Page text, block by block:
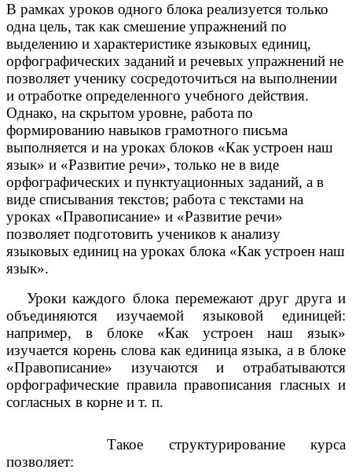
В рамках уроков одного блока реализуется только
одна цель, так как смешение упражнений по
выделению и характеристике языковых единиц,
орфографических заданий и речевых упражнений не
позволяет ученику сосредоточиться на выполнении
и отработке определенного учебного действия.
Однако, на скрытом уровне, работа по
формированию навыков грамотного письма
выполняется и на уроках блоков «Как устроен наш
язык» и «Развитие речи», только не в виде
орфографических и пунктуационных заданий, а в
виде списывания текстов; работа с текстами на
уроках «Правописание» и «Развитие речи»
позволяет подготовить учеников к анализу
языковых единиц на уроках блока «Как устроен наш
язык».
Уроки каждого блока перемежают друг друга и
объединяются изучаемой языковой единицей:
например, в блоке «Как устроен наш язык»
изучается корень слова как единица языка, а в блоке
«Правописание» изучаются и отрабатываются
орфографические правила правописания гласных и
согласных в корне и т. п.
Такое структурирование курса
позволяет: